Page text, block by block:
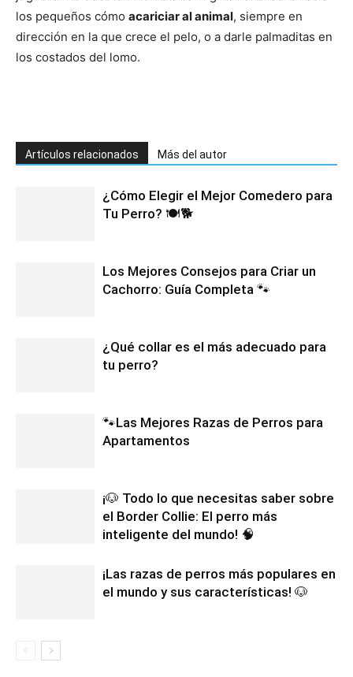
los pequeños cómo acariciar al animal, siempre en
dirección en la que crece el pelo, o a darle palmaditas en
los costados del lomo.
Artículos relacionados Más del autor
¿Cómo Elegir el Mejor Comedero para
Tu Perro? 🍽️🐕
Los Mejores Consejos para Criar un
Cachorro: Guía Completa 🐾
¿Qué collar es el más adecuado para
tu perro?
🐾Las Mejores Razas de Perros para
Apartamentos
¡🐶 Todo lo que necesitas saber sobre
el Border Collie: El perro más
inteligente del mundo! 🧠
¡Las razas de perros más populares en
el mundo y sus características! 🐶